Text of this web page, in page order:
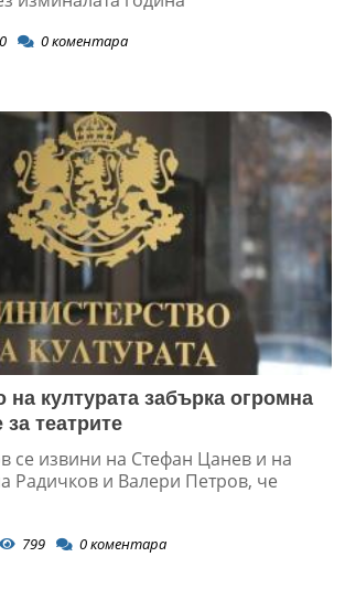
0коментара
на културата забърка огромна
театрите
се извини на Стефан Цанев и на
Радичков и Валери Петров, че
799 0коментара